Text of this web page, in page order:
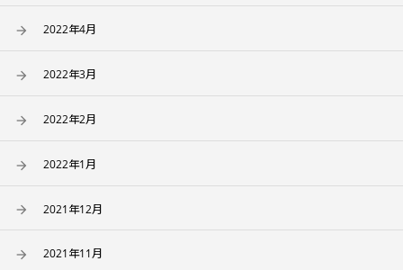
2022年4月
2022年3月
2022年2月
2022年1月
2021年12月
2021年11月